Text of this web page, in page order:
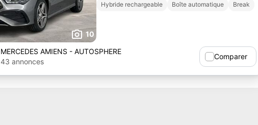
10
Hybride rechargeable
Boîte automatique Break
MERCEDES AMIENS - AUTOSPHERE
43 annonces
Comparer